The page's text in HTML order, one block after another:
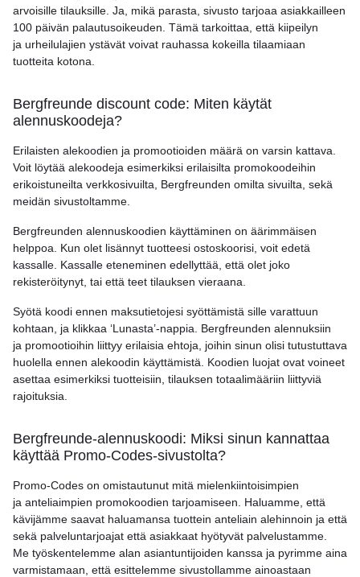
arvoisille tilauksille. Ja, mikä parasta, sivusto tarjoaa asiakkailleen
100 päivän palautusoikeuden. Tämä tarkoittaa, että kiipeilyn
ja urheilulajien ystävät voivat rauhassa kokeilla tilaamiaan
tuotteita kotona.
Bergfreunde discount code: Miten käytät
alennuskoodeja?
Erilaisten alekoodien ja promootioiden määrä on varsin kattava.
Voit löytää alekoodeja esimerkiksi erilaisilta promokoodeihin
erikoistuneilta verkkosivuilta, Bergfreunden omilta sivuilta, sekä
meidän sivustoltamme.
Bergfreunden alennuskoodien käyttäminen on äärimmäisen
helppoa. Kun olet lisännyt tuotteesi ostoskoorisi, voit edetä
kassalle. Kassalle eteneminen edellyttää, että olet joko
rekisteröitynyt, tai että teet tilauksen vieraana.
Syötä koodi ennen maksutietojesi syöttämistä sille varattuun
kohtaan, ja klikkaa ‘Lunasta’-nappia. Bergfreunden alennuksiin
ja promootioihin liittyy erilaisia ehtoja, joihin sinun olisi tutustuttava
huolella ennen alekoodin käyttämistä. Koodien luojat ovat voineet
asettaa esimerkiksi tuotteisiin, tilauksen totaalimääriin liittyviä
rajoituksia.
Bergfreunde-alennuskoodi: Miksi sinun kannattaa
käyttää Promo-Codes-sivustolta?
Promo-Codes on omistautunut mitä mielenkiintoisimpien
ja anteliaimpien promokoodien tarjoamiseen. Haluamme, että
kävijämme saavat haluamansa tuottein anteliain alehinnoin ja että
sekä palveluntarjoajat että asiakkaat hyötyvät palvelustamme.
Me työskentelemme alan asiantuntijoiden kanssa ja pyrimme aina
varmistamaan, että esittelemme sivustollamme ainoastaan